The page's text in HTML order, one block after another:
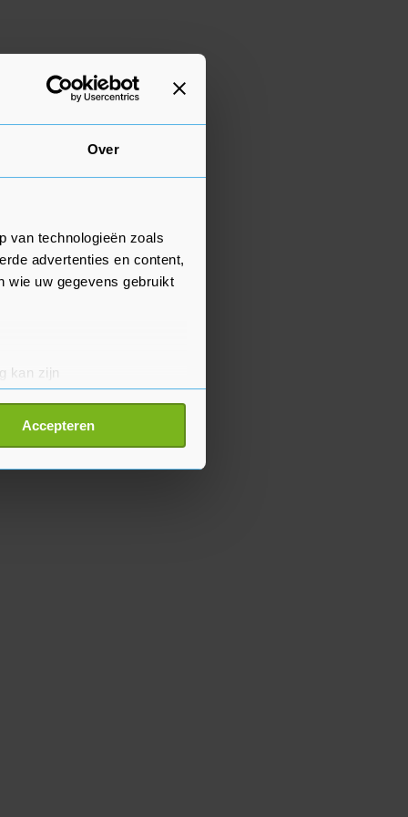
Over
van technologieën zoals
advertenties en content,
wie uw gegevens gebruikt
kan zijn
detailgedeelte
cookiepagina kun je
Accepteren